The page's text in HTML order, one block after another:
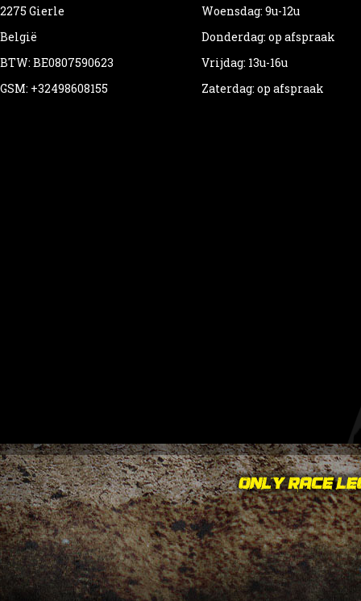
2275 Gierle
België
BTW: BE0807590623
GSM: +32498608155
Woensdag: 9u-12u
Donderdag: op afspraak
Vrijdag: 13u-16u
Zaterdag: op afspraak